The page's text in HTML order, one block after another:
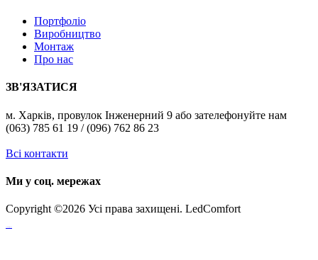
Портфоліо
Виробництво
Монтаж
Про нас
ЗВ'ЯЗАТИСЯ
м. Харків, провулок Інженерний 9 або зателефонуйте нам
(063) 785 61 19 / (096) 762 86 23
Всі контакти
Ми у соц. мережах
Copyright ©2026 Усі права захищені. LedComfort